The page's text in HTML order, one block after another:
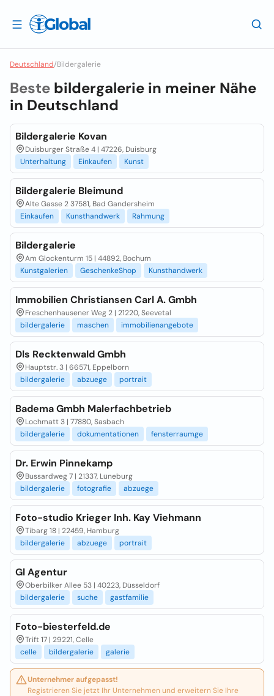
Deutschland/Bildergalerie
Beste bildergalerie in meiner Nähe
in Deutschland
Bildergalerie Kovan
Duisburger Straße 4 | 47226, Duisburg
Unterhaltung
Einkaufen Kunst
Bildergalerie Bleimund
Alte Gasse 2 37581, Bad Gandersheim
Einkaufen
Kunsthandwerk Rahmung
Bildergalerie
Am Glockenturm 15 | 44892, Bochum
Kunstgalerien
GeschenkeShop Kunsthandwerk
Immobilien Christiansen Carl A. Gmbh
Freschenhausener Weg 2 | 21220, Seevetal
bildergalerie
maschen immobilienangebote
Dls Recktenwald Gmbh
Hauptstr. 3 | 66571, Eppelborn
bildergalerie
abzuege portrait
Badema Gmbh Malerfachbetrieb
Lochmatt 3 | 77880, Sasbach
bildergalerie
dokumentationen fensterraumge
Dr. Erwin Pinnekamp
Bussardweg 7 | 21337, Lüneburg
bildergalerie
fotografie abzuege
Foto-studio Krieger Inh. Kay Viehmann
Tibarg 18 | 22459, Hamburg
bildergalerie
abzuege portrait
Gl Agentur
Oberbilker Allee 53 | 40223, Düsseldorf
bildergalerie
suche gastfamilie
Foto-biesterfeld.de
Trift 17 | 29221, Celle
celle
bildergalerie galerie
Unternehmer aufgepasst!
Registrieren Sie jetzt Ihr Unternehmen und erweitern Sie Ihre